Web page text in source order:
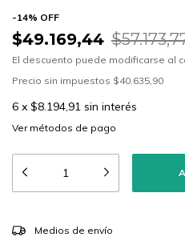
-14% OFF
$49.169,44
El descuento puede modificarse al
Precio sin impuestos $40.635,90
6 x $8.194,91 sin interés
Ver más detalles
Entregas para el CP:
Medios de envío